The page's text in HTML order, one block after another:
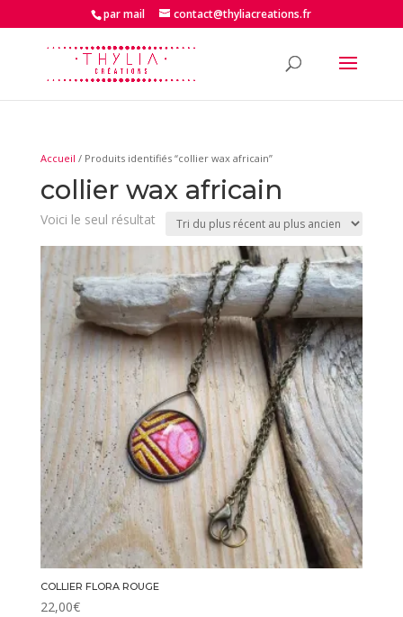
par mail contact@thyliacreations.fr
Accueil / Produits identifiés “collier wax africain”
collier wax africain
Voici le seul résultat
COLLIER FLORA ROUGE
22,00€